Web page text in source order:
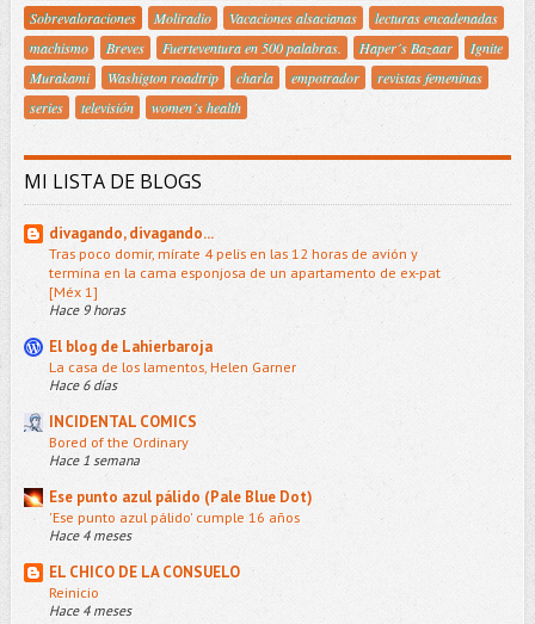
Sobrevaloraciones
Moliradio Vacaciones alsacianas
lecturas encadenadas
machismo
Breves Fuerteventura en 500 palabras. Haper´s Bazaar
Ignite
Murakami
Washigton roadtrip charla empotrador
revistas femeninas
series
televisión women´s health
MI LISTA DE BLOGS
divagando, divagando...
Tras poco domir, mírate 4 pelis en las 12 horas de avión y
termina en la cama esponjosa de un apartamento de ex-pat
[Méx 1]
Hace 9 horas
El blog de Lahierbaroja
La casa de los lamentos, Helen Garner
Hace 6 días
INCIDENTAL COMICS
Bored of the Ordinary
Hace 1 semana
Ese punto azul pálido (Pale Blue Dot)
'Ese punto azul pálido' cumple 16 años
Hace 4 meses
EL CHICO DE LA CONSUELO
Reinicio
Hace 4 meses